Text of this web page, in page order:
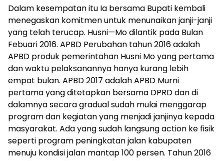
Dalam kesempatan itu Ia bersama Bupati kembali
menegaskan komitmen untuk menunaikan janji-janji
yang telah terucap. Husni—Mo dilantik pada Bulan
Febuari 2016. APBD Perubahan tahun 2016 adalah
APBD produk pemerintahan Husni Mo yang pertama
dan waktu pelaksanannya hanya kurang lebih
empat bulan. APBD 2017 adalah APBD Murni
pertama yang ditetapkan bersama DPRD dan di
dalamnya secara gradual sudah mulai menggarap
program dan kegiatan yang menjadi janjinya kepada
masyarakat. Ada yang sudah langsung action ke fisik
seperti program peningkatan jalan kabupaten
menuju kondisi jalan mantap 100 persen. Tahun 2016